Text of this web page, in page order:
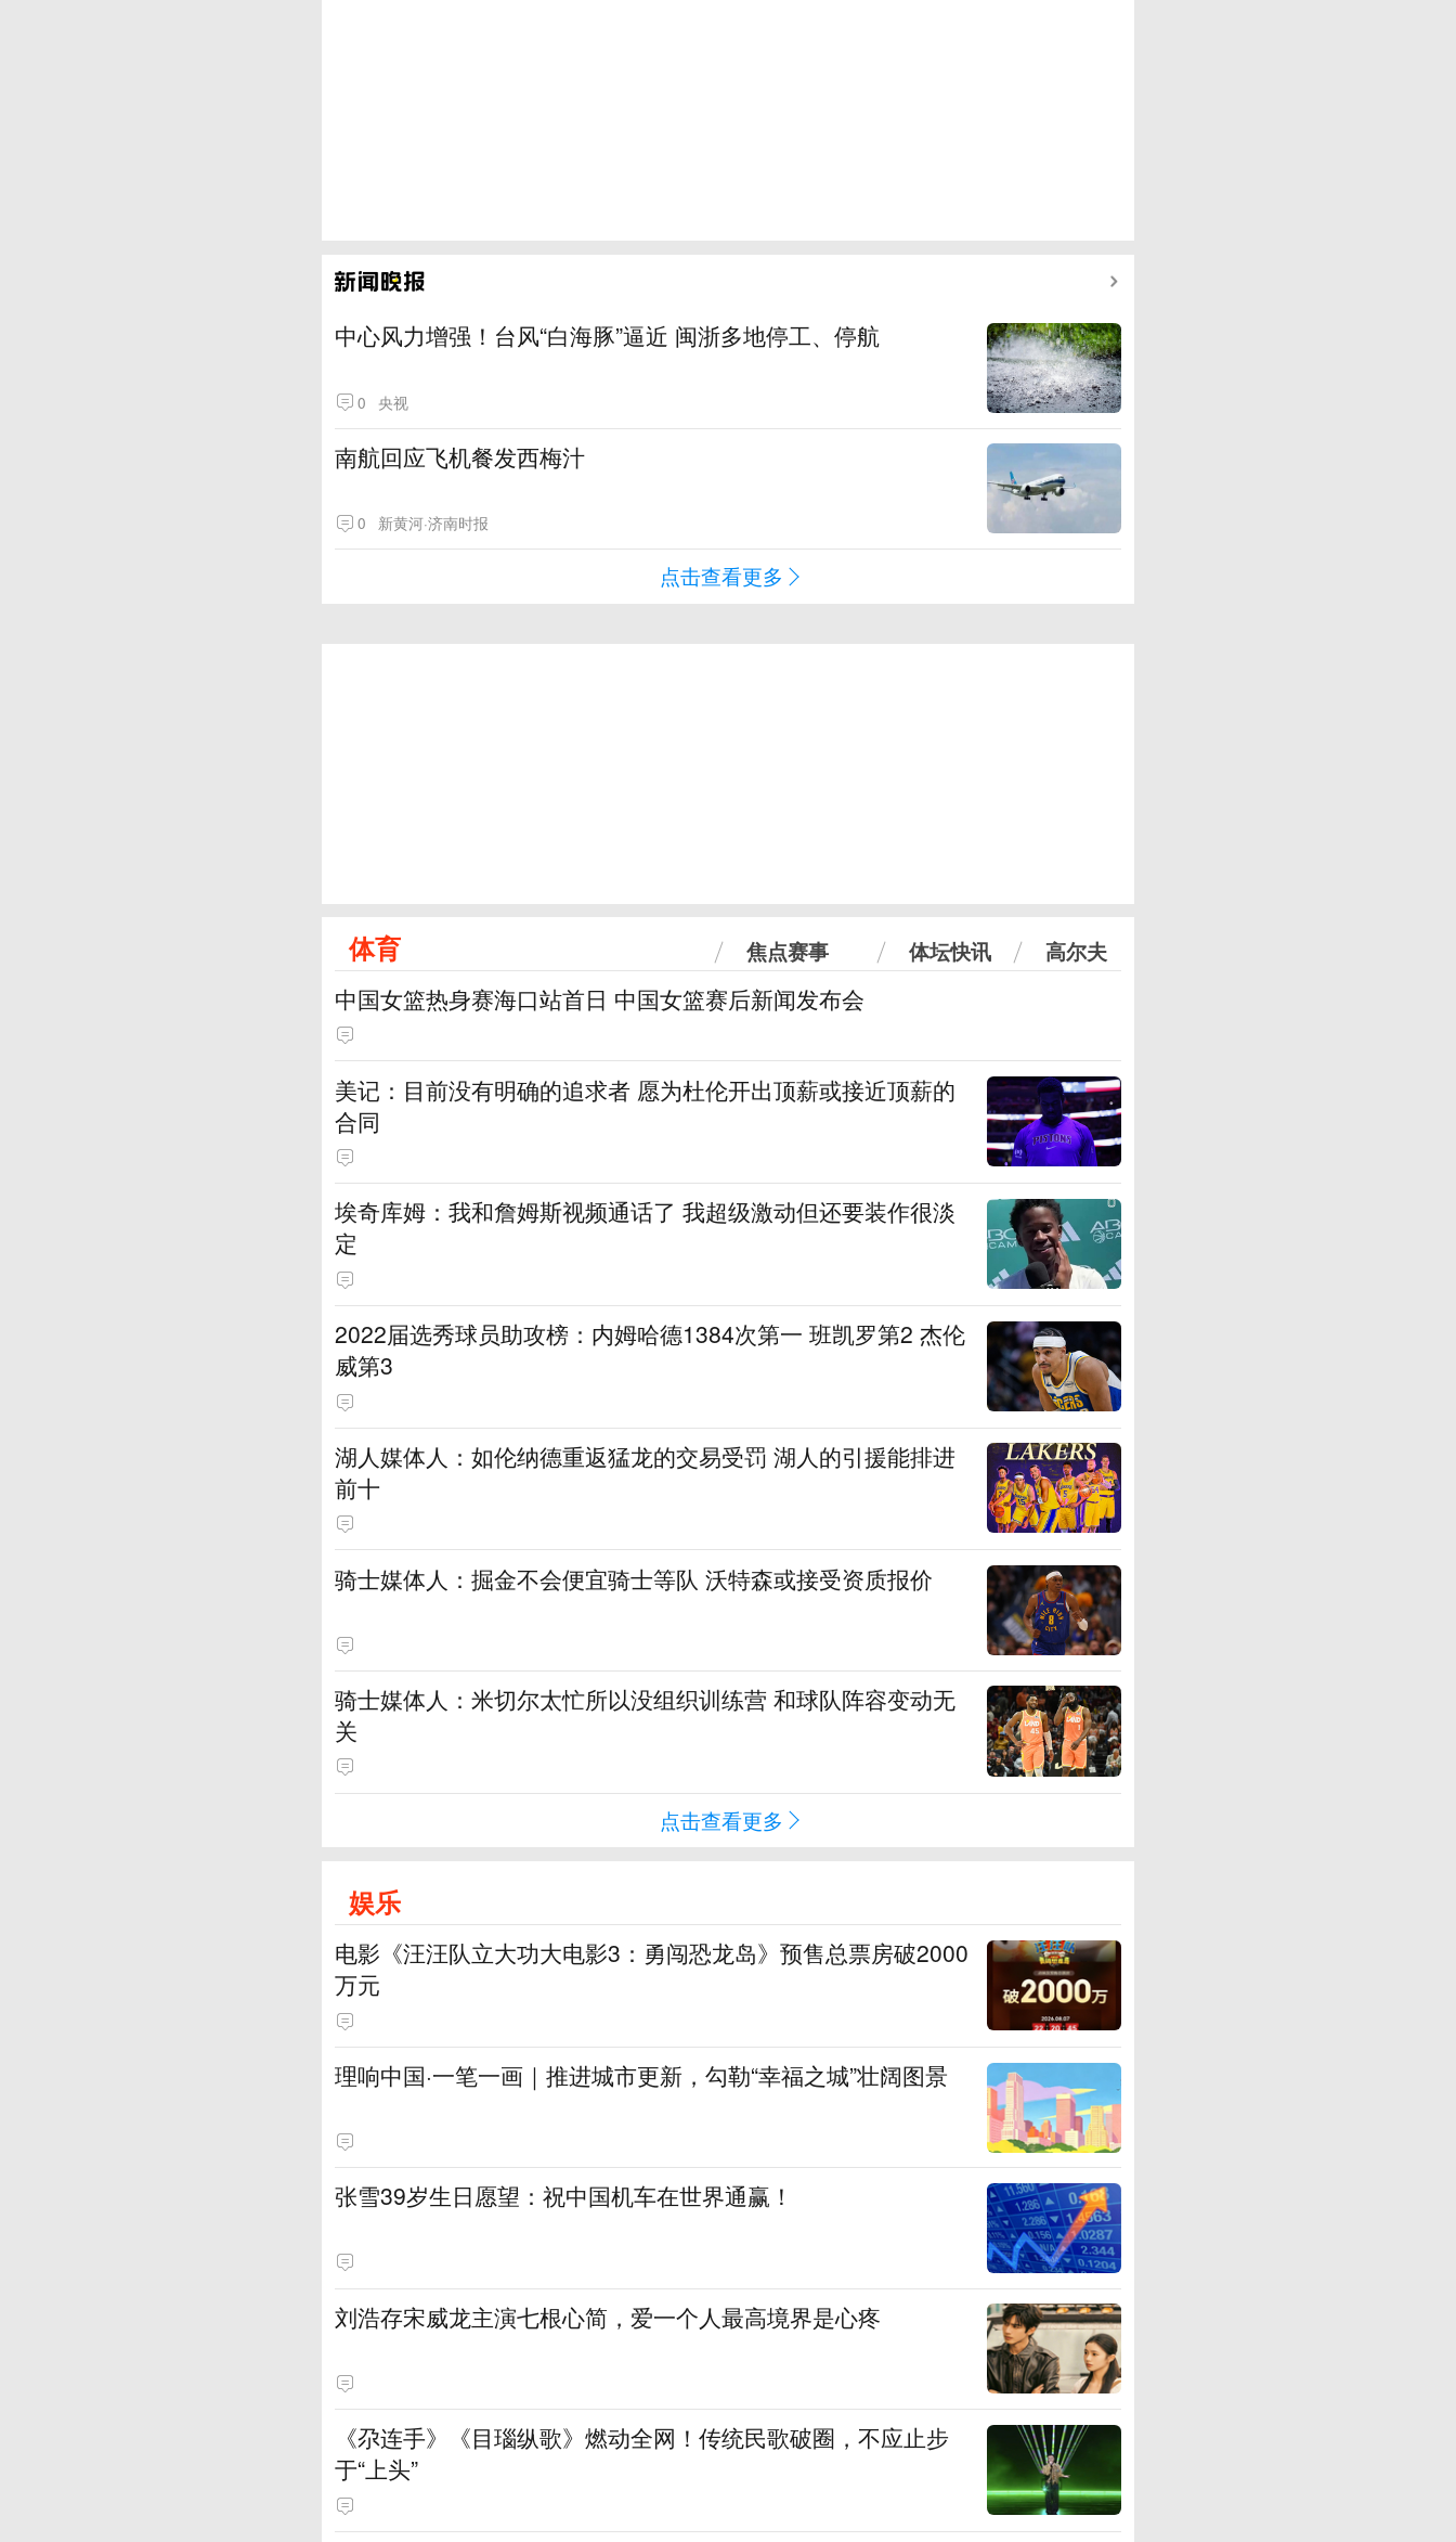
中心风力增强！台风“白海豚”逼近 闽浙多地停工、停航
0 央视
南航回应飞机餐发西梅汁
0 新黄河·济南时报
点击查看更多
体育 焦点赛事 体坛快讯 高尔夫
中国女篮热身赛海口站首日 中国女篮赛后新闻发布会
美记：目前没有明确的追求者 愿为杜伦开出顶薪或接近顶薪的
合同
埃奇库姆：我和詹姆斯视频通话了 我超级激动但还要装作很淡
定
2022届选秀球员助攻榜：内姆哈德1384次第一 班凯罗第2 杰伦
威第3
湖人媒体人：如伦纳德重返猛龙的交易受罚 湖人的引援能排进
前十
骑士媒体人：掘金不会便宜骑士等队 沃特森或接受资质报价
骑士媒体人：米切尔太忙所以没组织训练营 和球队阵容变动无
关
点击查看更多
娱乐
电影《汪汪队立大功大电影3：勇闯恐龙岛》预售总票房破2000
万元
理响中国·一笔一画｜推进城市更新，勾勒“幸福之城”壮阔图景
张雪39岁生日愿望：祝中国机车在世界通赢！
刘浩存宋威龙主演七根心简，爱一个人最高境界是心疼
《尕连手》《目瑙纵歌》燃动全网！传统民歌破圈，不应止步
于“上头”